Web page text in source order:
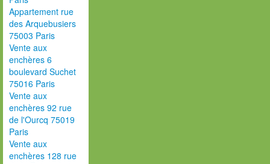
Appartement rue
des Arquebusiers
75003 Paris
Vente aux
enchères 6
boulevard Suchet
75016 Paris
Vente aux
enchères 92 rue
de l'Ourcq 75019
Paris
Vente aux
enchères 128 rue